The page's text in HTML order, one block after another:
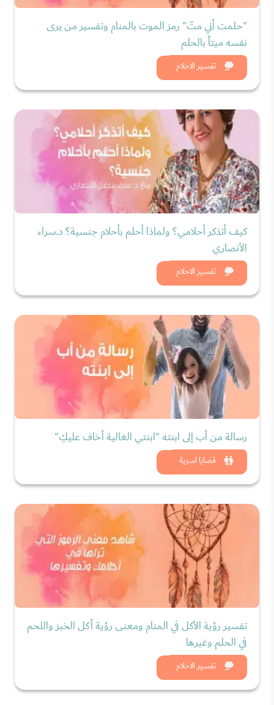
تفسير الاحلام
"حلمت أني متّ" رمز الموت بالمنام وتفسير من يرى
نفسه ميتاً بالحلم
شاهد الان
تفسير الاحلام
كيف أتذكر أحلامي؟ ولماذا أحلم بأحلام جنسية؟ د.سراء
الأنصاري
شاهد الان
قضايا اسرية
رسالة من أب إلى ابنته "ابنتي الغالية أخاف عليكِ"
شاهد الان
تفسير الاحلام
تفسير رؤية الأكل في المنام ومعنى رؤية أكل الخبز واللحم
في الحلم وغيرها
شاهد الان